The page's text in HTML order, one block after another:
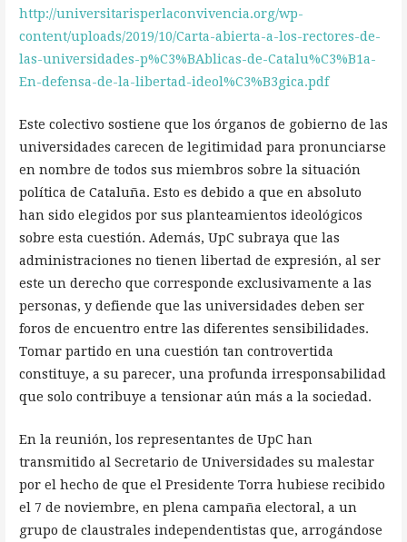
http://universitarisperlaconvivencia.org/wp-
content/uploads/2019/10/Carta-abierta-a-los-rectores-de-
las-universidades-p%C3%BAblicas-de-Catalu%C3%B1a-
En-defensa-de-la-libertad-ideol%C3%B3gica.pdf
Este colectivo sostiene que los órganos de gobierno de las
universidades carecen de legitimidad para pronunciarse
en nombre de todos sus miembros sobre la situación
política de Cataluña. Esto es debido a que en absoluto
han sido elegidos por sus planteamientos ideológicos
sobre esta cuestión. Además, UpC subraya que las
administraciones no tienen libertad de expresión, al ser
este un derecho que corresponde exclusivamente a las
personas, y defiende que las universidades deben ser
foros de encuentro entre las diferentes sensibilidades.
Tomar partido en una cuestión tan controvertida
constituye, a su parecer, una profunda irresponsabilidad
que solo contribuye a tensionar aún más a la sociedad.
En la reunión, los representantes de UpC han
transmitido al Secretario de Universidades su malestar
por el hecho de que el Presidente Torra hubiese recibido
el 7 de noviembre, en plena campaña electoral, a un
grupo de claustrales independentistas que, arrogándose